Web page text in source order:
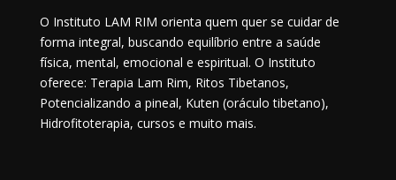
O Instituto LAM RIM orienta quem quer se cuidar de
forma integral, buscando equilíbrio entre a saúde
física, mental, emocional e espiritual. O Instituto
oferece: Terapia Lam Rim, Ritos Tibetanos,
Potencializando a pineal, Kuten (oráculo tibetano),
Hidrofitoterapia, cursos e muito mais.